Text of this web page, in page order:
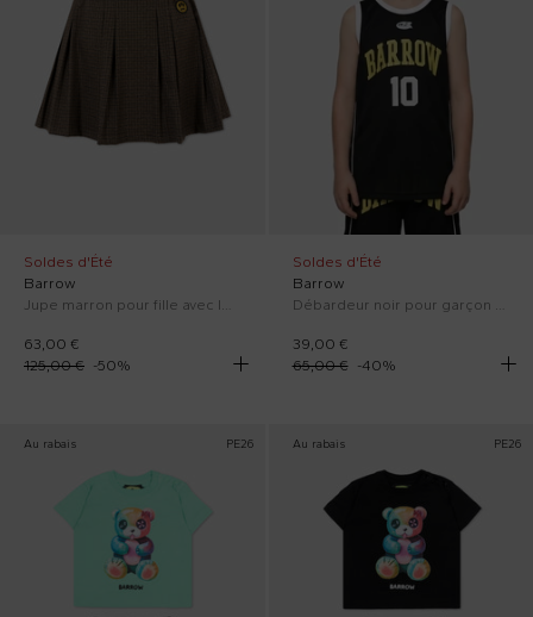
Soldes d'Été
Barrow
Jupe marron pour fille avec logo
63,00 €
125,00 € -50%
Soldes d'Été
Barrow
Débardeur noir pour garçon avec logo
39,00 €
65,00 €
-40%
Au rabais PE26 Au rabais PE26